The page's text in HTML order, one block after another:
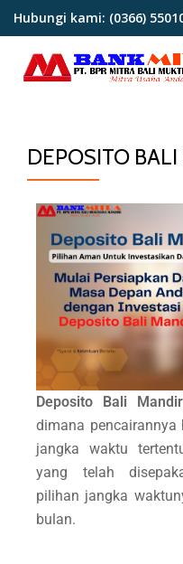
konten
Hubungi kami: (0366)
DEPOSITO
Deposito Bali
dimana
jangka waktu
yang telah
pilihan jangka
bulan.